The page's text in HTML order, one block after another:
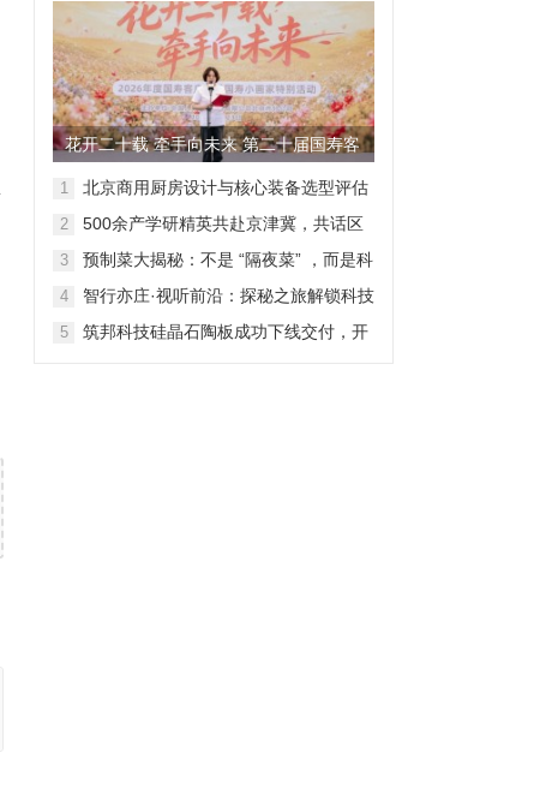
花开二十载 牵手向未来 第二十届国寿客
户节（北京地区）特别活...
1
北京商用厨房设计与核心装备选型评估
2
500余产学研精英共赴京津冀，共话区
3
预制菜大揭秘：不是 “隔夜菜” ，而是科
4
智行亦庄·视听前沿：探秘之旅解锁科技
5
筑邦科技硅晶石陶板成功下线交付，开